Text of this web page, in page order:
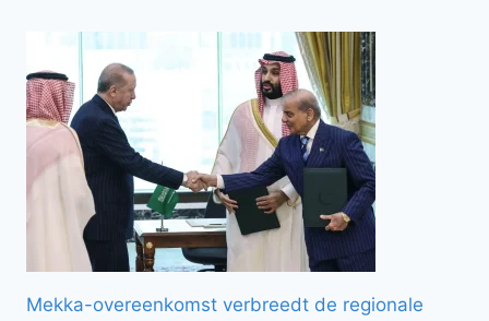
Mekka-overeenkomst verbreedt de regionale